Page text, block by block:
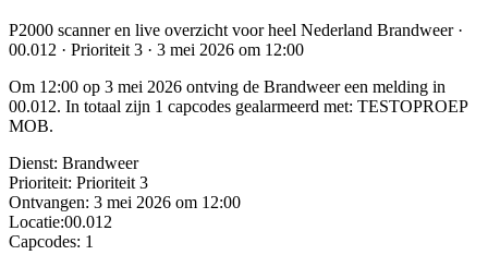
P2000 scanner en live overzicht voor heel Nederland Brandweer ·
00.012 · Prioriteit 3 · 3 mei 2026 om 12:00
Om 12:00 op 3 mei 2026 ontving de Brandweer een melding in
00.012. In totaal zijn 1 capcodes gealarmeerd met: TESTOPROEP
MOB.
Dienst: Brandweer
Prioriteit: Prioriteit 3
Ontvangen: 3 mei 2026 om 12:00
Locatie:00.012
Capcodes: 1